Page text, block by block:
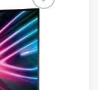
Add to
wishlist